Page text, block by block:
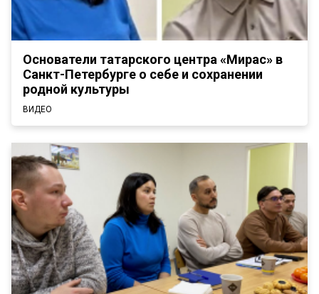
Основатели татарского центра «Мирас» в
Санкт-Петербурге о себе и сохранении
родной культуры
ВИДЕО